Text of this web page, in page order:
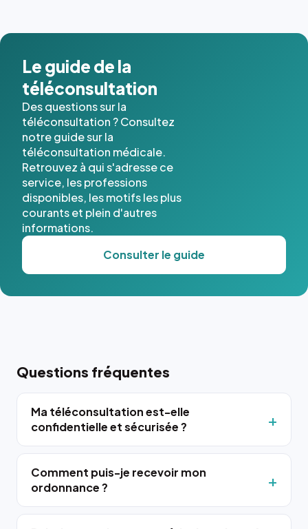
Le guide de la
téléconsultation
Des questions sur la
téléconsultation ? Consultez
notre guide sur la
téléconsultation médicale.
Retrouvez à qui s'adresse ce
service, les professions
disponibles, les motifs les plus
courants et plein d'autres
informations.
Consulter le guide
Questions fréquentes
Ma téléconsultation est-elle
confidentielle et sécurisée ?
Comment puis-je recevoir mon
ordonnance ?